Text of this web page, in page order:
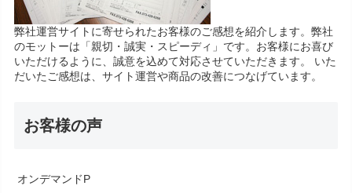
弊社運営サイトに寄せられたお客様のご感想を紹介します。弊社
のモットーは「親切・誠実・スピーディ」です。お客様にお喜び
いただけるように、誠意を込めて対応させていただきます。 いた
だいたご感想は、サイト運営や商品の改善につなげています。
お客様の声
オンデマンドP